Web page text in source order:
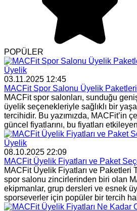
POPÜLER
Üyelik
03.11.2025 12:45
MACFit Spor Salonu Üyelik
MACFit spor salonları, sunduğu
üyelik seçenekleriyle sağlıklı bir
tercihidir. Bu yazımızda, MACFit’in
güncel fiyatlarını, bu fiyatları
Üyelik
08.10.2025 22:09
MACFit Üyelik Fiyatları ve Paket
MACFit Üyelik Fiyatları ve Paketleri
spor salonu zincirlerinden biri olan
ekipmanlar, grup dersleri ve esnek
sporseverler için popüler bir tercih